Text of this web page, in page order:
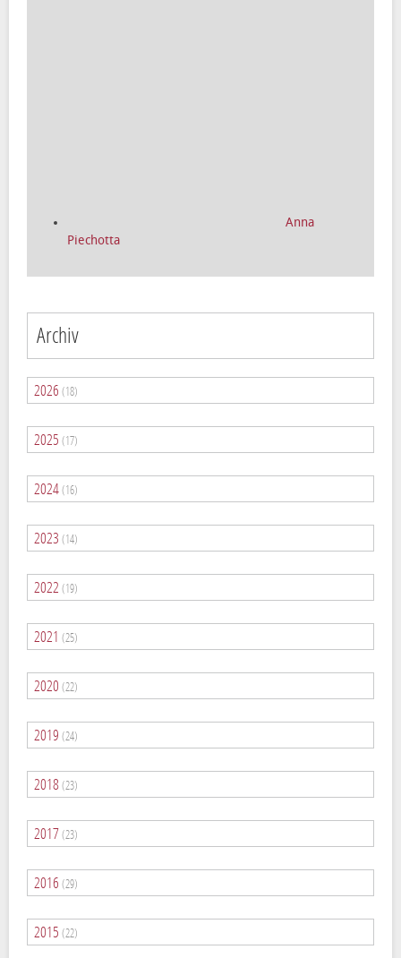
Anna
Piechotta
Archiv
2026 (18)
2025 (17)
2024 (16)
2023 (14)
2022 (19)
2021 (25)
2020 (22)
2019 (24)
2018 (23)
2017 (23)
2016 (29)
2015 (22)